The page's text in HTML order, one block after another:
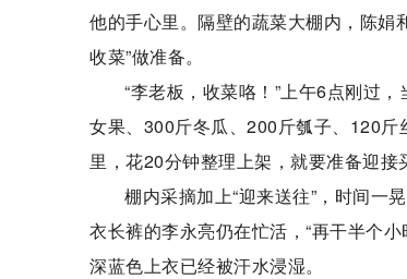
他的手心里。隔壁的蔬菜大棚内，陈娟
收菜”做准备。
“李老板，收菜咯！”上午6点刚过
女果、300斤冬瓜、200斤瓠子、120
里，花20分钟整理上架，就要准备迎接
棚内采摘加上“迎来送往”，时间一
衣长裤的李永亮仍在忙活，“再干半个
深蓝色上衣已经被汗水浸湿。